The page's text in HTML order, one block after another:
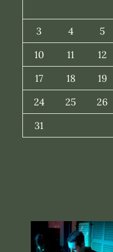
3
4 5
10
11 12
17
18 19
24
25 26
31